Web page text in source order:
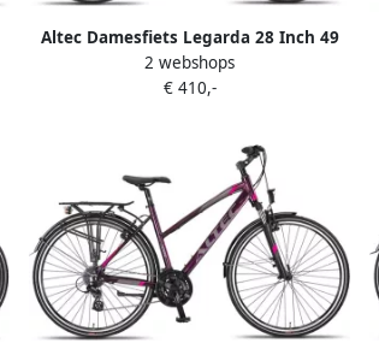
Altec Damesfiets Legarda 28 Inch 49
cm Dames 24V Hydraulische schijfrem
Paars
2 webshops
€ 410,-